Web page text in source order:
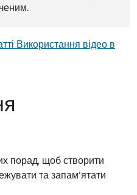
Використання відео в
порад, щоб створити
та запам'ятати